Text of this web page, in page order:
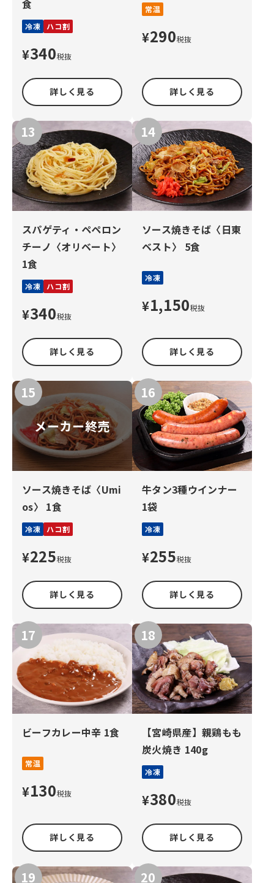
食
冷凍 ハコ割
¥340税抜
詳しく見る
常温
¥290税抜
詳しく見る
スパゲティ・ペペロン
チーノ〈オリベート〉
1食
冷凍 ハコ割
¥340税抜
詳しく見る
ソース焼きそば〈日東
ベスト〉 5食
冷凍
¥1,150税抜
詳しく見る
メーカー終売
ソース焼きそば〈Umi
os〉 1食
冷凍 ハコ割
¥225税抜
詳しく見る
牛タン3種ウインナー
1袋
冷凍
¥255税抜
詳しく見る
ビーフカレー中辛 1食
常温
¥130税抜
詳しく見る
【宮崎県産】親鶏もも
炭火焼き 140g
冷凍
¥380税抜
詳しく見る